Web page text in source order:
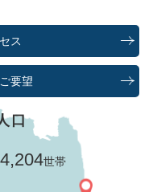
ス
要望
口
4,204世帯